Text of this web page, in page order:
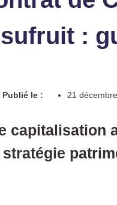
:
Publié le : 21
capitalisation